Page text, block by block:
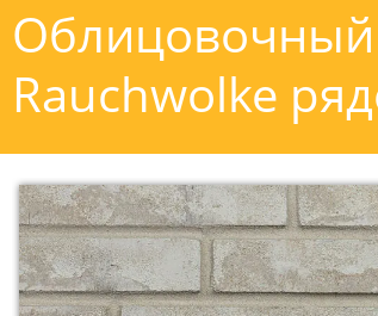
Облицовочный
Rauchwolke